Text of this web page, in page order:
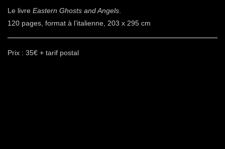
Le livre Eastern Ghosts and Angels
120 pages, format à l’italienne, 203 x 295 cm
Prix : 35€ + tarif postal